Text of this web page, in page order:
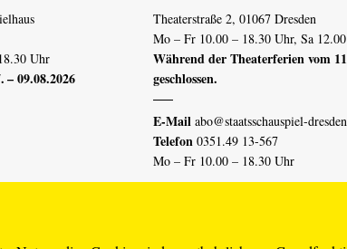
Uhr
09.08.2026
Theaterstraße 2, 01067 Dresden
Mo – Fr 10.00 – 18.30 Uhr, Sa
Während der Theaterferien vom
geschlossen.
E-Mail abo@staatsschauspiel-
Telefon 0351.49 13-567
Mo – Fr 10.00 – 18.30 Uhr
Erklärung Barrierefreiheit